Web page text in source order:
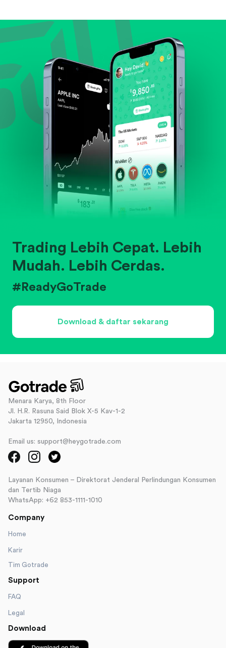
Trading Lebih Cepat. Lebih
Mudah. Lebih Cerdas.
#ReadyGoTrade
Download & daftar sekarang
Menara Karya, 8th Floor
Jl. H.R. Rasuna Said Blok X-5 Kav-1-2
Jakarta 12950, Indonesia
Email us: support@heygotrade.com
Layanan Konsumen – Direktorat Jenderal Perlindungan Konsumen
dan Tertib Niaga
WhatsApp: +62 853-1111-1010
Company
Home
Karir
Tim Gotrade
Support
FAQ
Legal
Download